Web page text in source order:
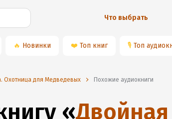
Что выбрать
🔥 Новинки ❤️ Топ книг 🎙 Топ
Охотница для Медведевых Похожие аудиокниги
«